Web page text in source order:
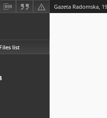
Gazeta Radomska,
Files list